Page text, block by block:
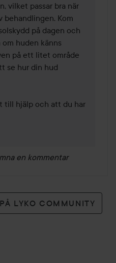
vilket passar bra när
behandlingen. Kom
på dagen och
om huden känns
på ett litet område
se hur din hud
till hjälp och att du har
en kommentar
LYKO COMMUNITY